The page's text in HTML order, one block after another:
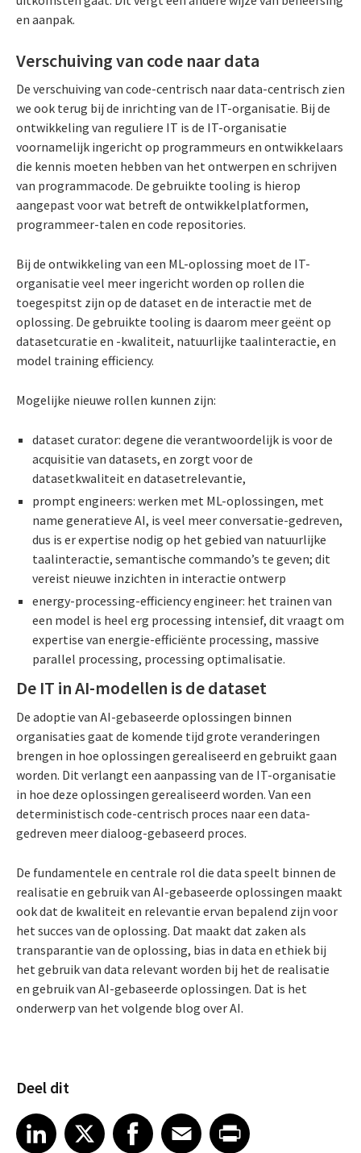
en aanpak.
Verschuiving van code naar data
De verschuiving van code-centrisch naar data-centrisch zien
we ook terug bij de inrichting van de IT-organisatie. Bij de
ontwikkeling van reguliere IT is de IT-organisatie
voornamelijk ingericht op programmeurs en ontwikkelaars
die kennis moeten hebben van het ontwerpen en schrijven
van programmacode. De gebruikte tooling is hierop
aangepast voor wat betreft de ontwikkelplatformen,
programmeer-talen en code repositories.
Bij de ontwikkeling van een ML-oplossing moet de IT-
organisatie veel meer ingericht worden op rollen die
toegespitst zijn op de dataset en de interactie met de
oplossing. De gebruikte tooling is daarom meer geënt op
datasetcuratie en -kwaliteit, natuurlijke taalinteractie, en
model training efficiency.
Mogelijke nieuwe rollen kunnen zijn:
dataset curator: degene die verantwoordelijk is voor de
acquisitie van datasets, en zorgt voor de
datasetkwaliteit en datasetrelevantie,
prompt engineers: werken met ML-oplossingen, met
name generatieve AI, is veel meer conversatie-gedreven,
dus is er expertise nodig op het gebied van natuurlijke
taalinteractie, semantische commando’s te geven; dit
vereist nieuwe inzichten in interactie ontwerp
energy-processing-efficiency engineer: het trainen van
een model is heel erg processing intensief, dit vraagt om
expertise van energie-efficiënte processing, massive
parallel processing, processing optimalisatie.
De IT in AI-modellen is de dataset
De adoptie van AI-gebaseerde oplossingen binnen
organisaties gaat de komende tijd grote veranderingen
brengen in hoe oplossingen gerealiseerd en gebruikt gaan
worden. Dit verlangt een aanpassing van de IT-organisatie
in hoe deze oplossingen gerealiseerd worden. Van een
deterministisch code-centrisch proces naar een data-
gedreven meer dialoog-gebaseerd proces.
De fundamentele en centrale rol die data speelt binnen de
realisatie en gebruik van AI-gebaseerde oplossingen maakt
ook dat de kwaliteit en relevantie ervan bepalend zijn voor
het succes van de oplossing. Dat maakt dat zaken als
transparantie van de oplossing, bias in data en ethiek bij
het gebruik van data relevant worden bij het de realisatie
en gebruik van AI-gebaseerde oplossingen. Dat is het
onderwerp van het volgende blog over AI.
Deel dit
Share article on LinkedIn
LinkedIn
Share article on XShare article on Facebook
Facebook
Share article on Email
EmailShare article on Print